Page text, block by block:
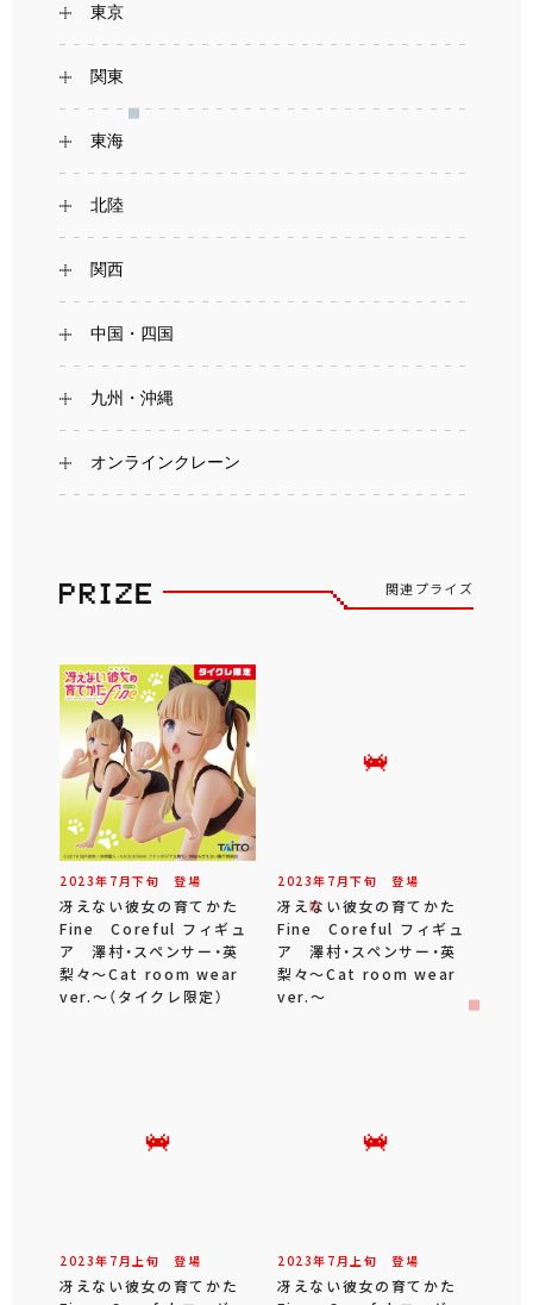
東京
関東
東海
北陸
関西
中国・四国
九州・沖縄
オンラインクレーン
関連プライズ
2023年 7 月下旬 登場
冴えない彼女の育てかた
Fine Coreful フィギュ
ア 澤村・スペンサー・英
梨々～Cat room wear
ver.～（タイクレ限定）
2023年 7 月下旬 登場
冴えない彼女の育てかた
Fine Coreful フィギュ
ア 澤村・スペンサー・英
梨々～Cat room wear
ver.～
2023年 7 月 上旬 登場
冴えない彼女の育てかた
2023年 7 月 上旬 登場
冴えない彼女の育てかた